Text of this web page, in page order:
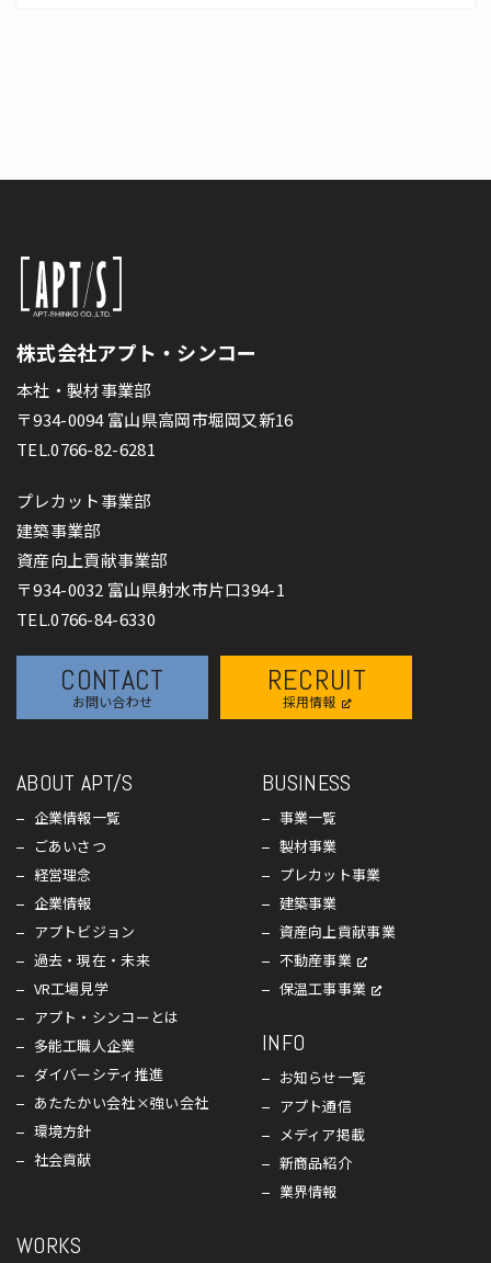
株式会社アプト・シンコー
本社・製材事業部
〒934-0094 富山県高岡市堀岡又新16
TEL.0766-82-6281
プレカット事業部
建築事業部
資産向上貢献事業部
〒934-0032 富山県射水市片口394-1
TEL.0766-84-6330
CONTACT
お問い合わせ
RECRUIT
採用情報
ABOUT APT/S
企業情報一覧
ごあいさつ
経営理念
企業情報
アプトビジョン
過去・現在・未来
VR工場見学
アプト・シンコーとは
多能工職人企業
ダイバーシティ推進
あたたかい会社×強い会社
環境方針
社会貢献
BUSINESS
事業一覧
製材事業
プレカット事業
建築事業
資産向上貢献事業
不動産事業
保温工事事業
INFO
お知らせ一覧
アプト通信
メディア掲載
新商品紹介
業界情報
WORKS